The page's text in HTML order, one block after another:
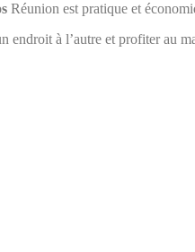
Réunion est pratique et
endroit à l’autre et profiter au